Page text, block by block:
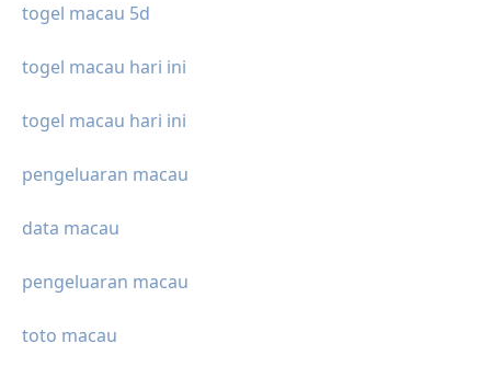
togel macau 5d
togel macau hari ini
togel macau hari ini
pengeluaran macau
data macau
pengeluaran macau
toto macau